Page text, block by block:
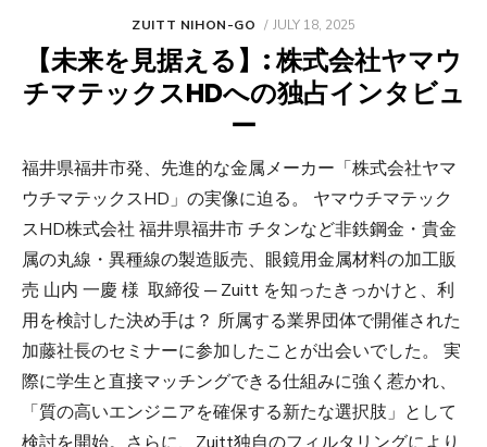
ZUITT NIHON-GO
POSTED
JULY 18, 2025
【未来を見据える】: 株式会社ヤマウ
チマテックスHDへの独占インタビュ
ー
福井県福井市発、先進的な金属メーカー「株式会社ヤマ
ウチマテックスHD」の実像に迫る。 ヤマウチマテック
スHD株式会社 福井県福井市 チタンなど非鉄鋼金・貴金
属の丸線・異種線の製造販売、眼鏡用金属材料の加工販
売 山内 一慶 様 取締役 ─ Zuitt を知ったきっかけと、利
用を検討した決め手は？ 所属する業界団体で開催された
加藤社長のセミナーに参加したことが出会いでした。 実
際に学生と直接マッチングできる仕組みに強く惹かれ、
「質の高いエンジニアを確保する新たな選択肢」として